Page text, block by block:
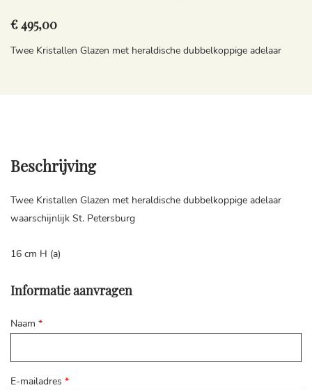
€ 495,00
Twee Kristallen Glazen met heraldische dubbelkoppige adelaar
Beschrijving
Twee Kristallen Glazen met heraldische dubbelkoppige adelaar
waarschijnlijk St. Petersburg
16 cm H (a)
Informatie aanvragen
Naam *
E-mailadres *